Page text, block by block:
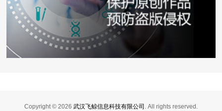
Copyright © 2026 武汉飞鲸信息科技有限公司 . All rights reserved.